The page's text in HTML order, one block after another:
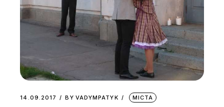
14.09.2017 BY VADYMPATYK МІСТА